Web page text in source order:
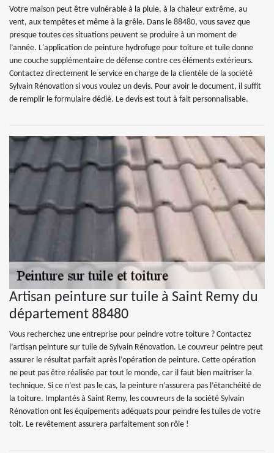
Votre maison peut être vulnérable à la pluie, à la chaleur extrême, au
vent, aux tempêtes et même à la grêle. Dans le 88480, vous savez que
presque toutes ces situations peuvent se produire à un moment de
l’année. L'application de peinture hydrofuge pour toiture et tuile donne
une couche supplémentaire de défense contre ces éléments extérieurs.
Contactez directement le service en charge de la clientèle de la société
Sylvain Rénovation si vous voulez un devis. Pour avoir le document, il suffit
de remplir le formulaire dédié. Le devis est tout à fait personnalisable.
Artisan peinture sur tuile à Saint Remy du
département 88480
Vous recherchez une entreprise pour peindre votre toiture ? Contactez
l’artisan peinture sur tuile de Sylvain Rénovation. Le couvreur peintre peut
assurer le résultat parfait après l’opération de peinture. Cette opération
ne peut pas être réalisée par tout le monde, car il faut bien maitriser la
technique. Si ce n’est pas le cas, la peinture n’assurera pas l’étanchéité de
la toiture. Implantés à Saint Remy, les couvreurs de la société Sylvain
Rénovation ont les équipements adéquats pour peindre les tuiles de votre
toit. Le revêtement assurera parfaitement son rôle !